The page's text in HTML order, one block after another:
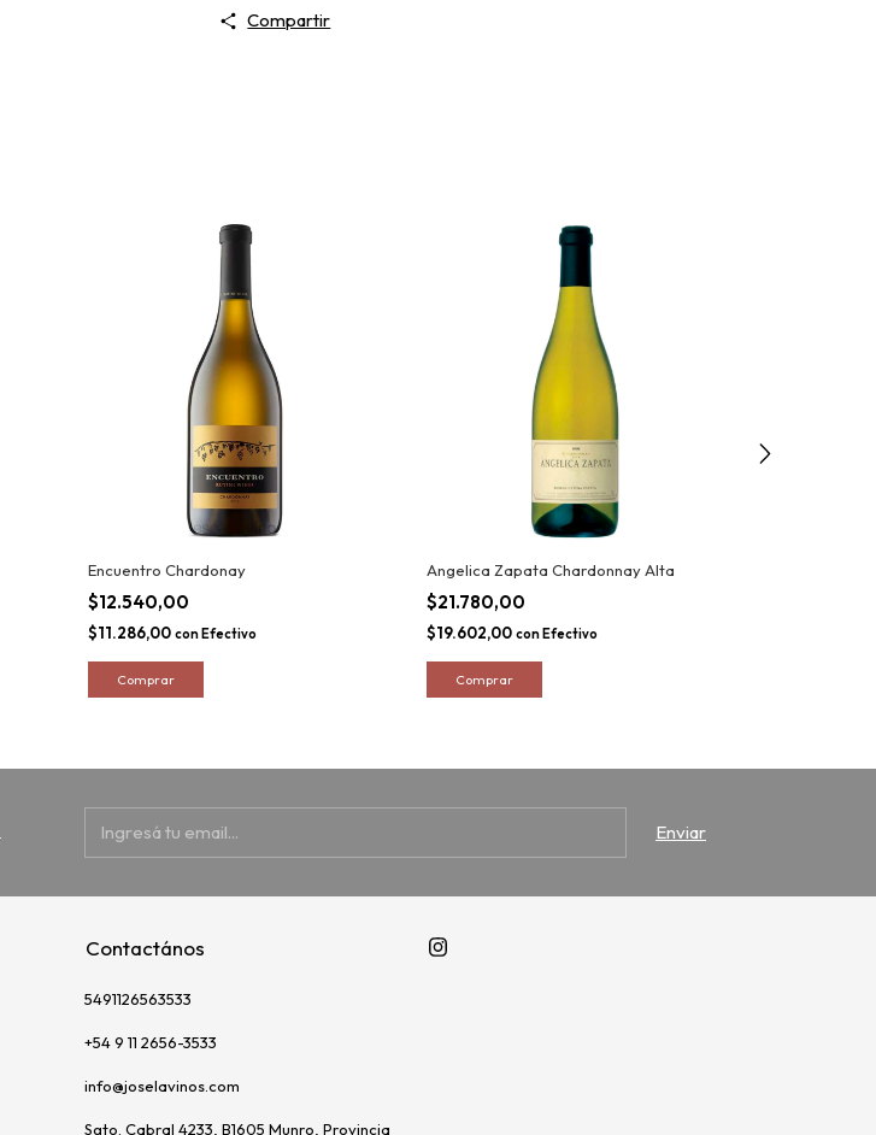
Compartir
Encuentro Chardonay
$12.540,00
$11.286,00 conEfectivo
Angelica Zapata Chardonnay Alta
$21.780,00
$19.602,00 conEfectivo
Contactános
5491126563533
+54 9 11 2656-3533
info@joselavinos.com
Sgto. Cabral 4233, B1605 Munro, Provincia